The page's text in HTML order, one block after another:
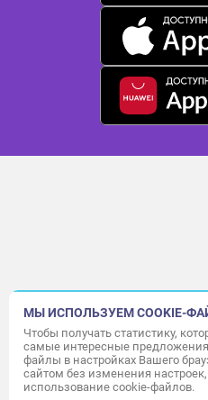
МЫ ИСПОЛЬЗУЕМ COOKIE-
Чтобы получать статистику,
самые интересные
файлы в настройках Вашего
сайтом без изменения
использование cookie-файлов.